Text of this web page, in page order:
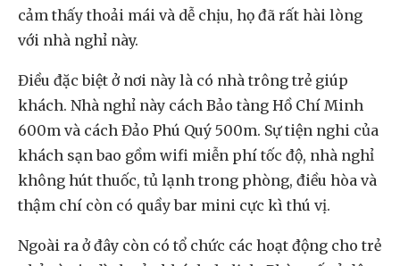
cảm thấy thoải mái và dễ chịu, họ đã rất hài lòng
với nhà nghỉ này.
Điều đặc biệt ở nơi này là có nhà trông trẻ giúp
khách. Nhà nghỉ này cách Bảo tàng Hồ Chí Minh
600m và cách Đảo Phú Quý 500m. Sự tiện nghi của
khách sạn bao gồm wifi miễn phí tốc độ, nhà nghỉ
không hút thuốc, tủ lạnh trong phòng, điều hòa và
thậm chí còn có quầy bar mini cực kì thú vị.
Ngoài ra ở đây còn có tổ chức các hoạt động cho trẻ